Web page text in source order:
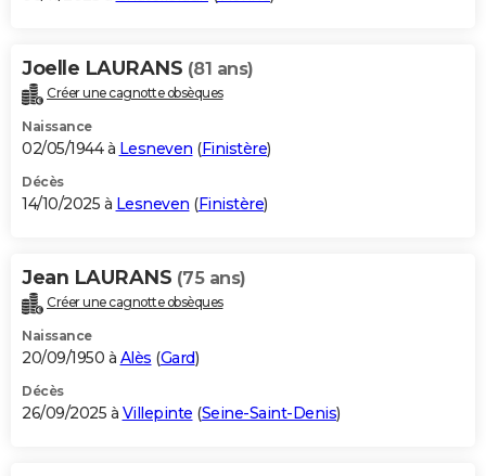
Joelle LAURANS (81 ans)
Créer une cagnotte obsèques
Naissance
02/05/1944 à Lesneven (Finistère)
Décès
14/10/2025 à Lesneven (Finistère)
Jean LAURANS (75 ans)
Créer une cagnotte obsèques
Naissance
20/09/1950 à Alès (Gard)
Décès
26/09/2025 à Villepinte (Seine-Saint-Denis)